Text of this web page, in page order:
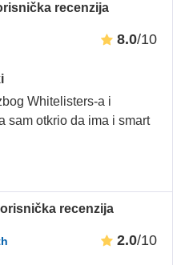
recenzija
8.0/10
Whitelisters-a i
sam otkrio da ima i smart
recenzija
2.0/10